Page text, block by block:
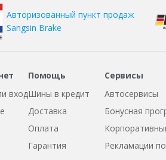
Авторизованный пункт продаж
Sangsin Brake
вход
Помощь
Шины в кредит
Доставка
Оплата
Гарантия
Сервисы
Автосервисы
Бонусная
Рекламации